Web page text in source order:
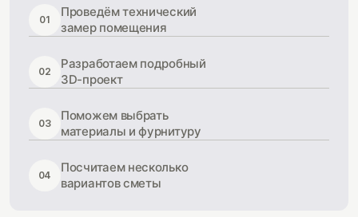
01
Проведём технический
замер помещения
02
Разработаем подробный
3D-проект
03
Поможем выбрать
материалы и фурнитуру
04
Посчитаем несколько
вариантов сметы